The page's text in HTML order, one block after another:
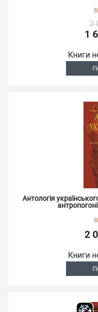
2
1
Книги
Антологія
2
Книги